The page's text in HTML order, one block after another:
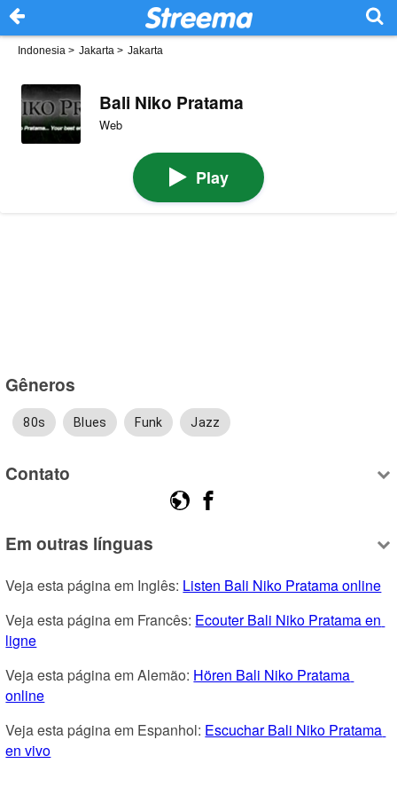
Indonesia > Jakarta > Jakarta
Bali Niko Pratama
Web
Play
Gêneros
80s Blues Funk Jazz
Contato
Em outras línguas
Veja esta página em Inglês: Listen Bali Niko Pratama online
Veja esta página em Francês: Ecouter Bali Niko Pratama en
ligne
Veja esta página em Alemão: Hören Bali Niko Pratama
online
Veja esta página em Espanhol: Escuchar Bali Niko Pratama
en vivo